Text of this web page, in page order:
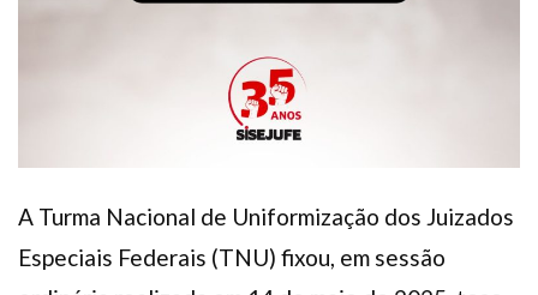
A Turma Nacional de Uniformização dos Juizados
Especiais Federais (TNU) fixou, em sessão